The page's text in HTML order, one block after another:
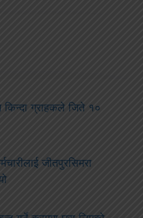
किन्दा ग्राहकले जिते १०
जीतपुरसिमरा